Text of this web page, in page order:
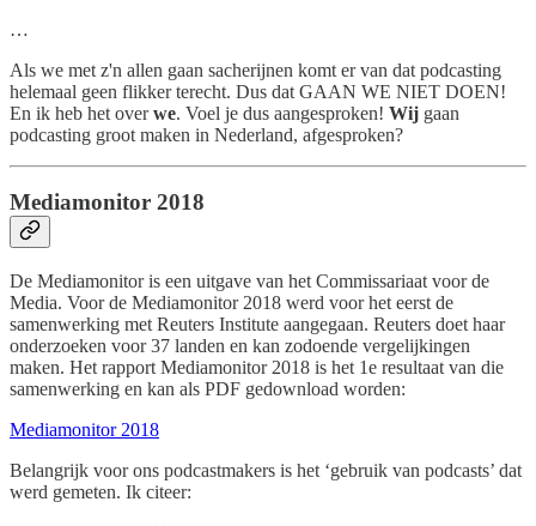
…
Als we met z'n allen gaan sacherijnen komt er van dat podcasting
helemaal geen flikker terecht. Dus dat GAAN WE NIET DOEN!
En ik heb het overwe. Voel je dus aangesproken! Wij gaan
podcasting groot maken in Nederland, afgesproken?
Mediamonitor 2018
De Mediamonitor is een uitgave van het Commissariaat voor de
Media. Voor de Mediamonitor 2018 werd voor het eerst de
samenwerking met Reuters Institute aangegaan. Reuters doet haar
onderzoeken voor 37 landen en kan zodoende vergelijkingen
maken. Het rapport Mediamonitor 2018 is het 1e resultaat van die
samenwerking en kan als PDF gedownload worden:
Mediamonitor 2018
Belangrijk voor ons podcastmakers is het ‘gebruik van podcasts’ dat
werd gemeten. Ik citeer: